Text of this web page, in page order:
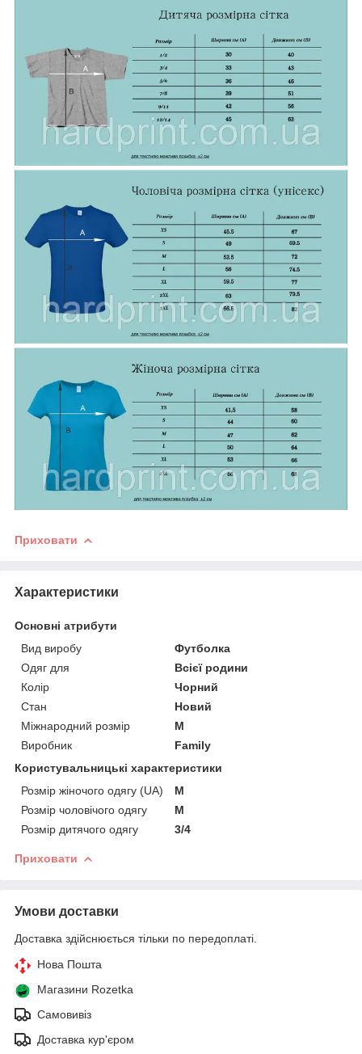
Приховати
Характеристики
Основні атрибути
Вид виробу
Футболка
Одяг для
Всієї родини
Колір
Чорний
Стан
Новий
Міжнародний розмір
M
Виробник
Family
Користувальницькі характеристики
Розмір жіночого одягу (UA)
M
Розмір чоловічого одягу
M
Розмір дитячого одягу
3/4
Приховати
Умови доставки
Доставка здійснюється тільки по передоплаті.
Нова Пошта
Магазини Rozetka
Самовивіз
Доставка кур'єром